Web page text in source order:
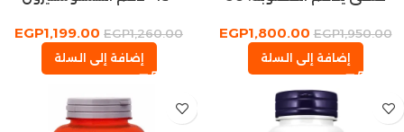
EGP1,950.00
EGP1,800.00
إضافة إلى السلة
EGP1,260.00
EGP1,199.00
إضافة إلى السلة